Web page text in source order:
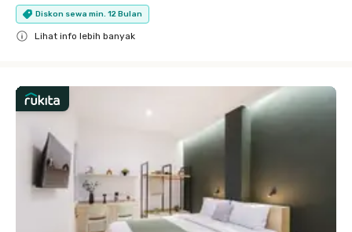
Diskon sewa min. 12 Bulan
Lihat info lebih banyak